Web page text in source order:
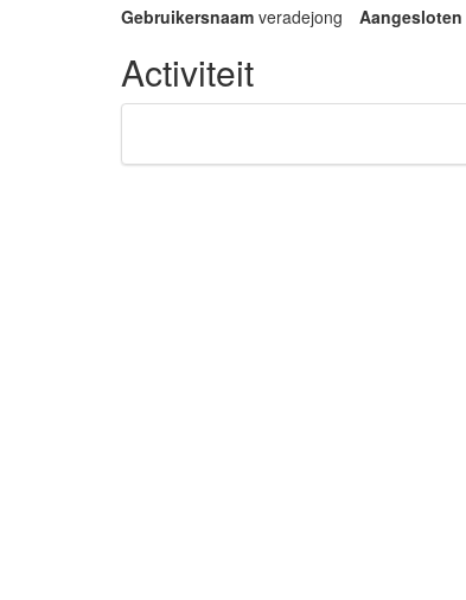
Gebruikersnaam veradejong Aangesloten
Activiteit